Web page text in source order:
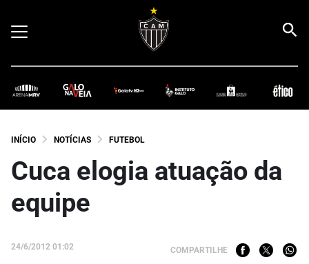
INÍCIO NOTÍCIAS FUTEBOL
Cuca elogia atuação da
equipe
24/6/2012 01:02 COMPARTILHE